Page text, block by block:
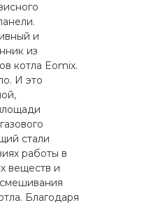
и
из
котла Eomix.
И это
стали
работы в
веществ и
Благодаря